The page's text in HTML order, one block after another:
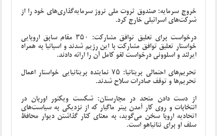
خروج سرمایه: صندوق ثروت ملی نروژ سرمایه‌گذاری‌های خود را از
شرکت‌های اسرائیلی خارج کرد.
درخواست برای تعلیق توافق مشارکت: ۳۵۰ مقام سابق اروپایی
خواستار تعلیق توافق مشارکت با این رژیم شدند و اسپانیا به همراه
ایرلند و اسلوونی درخواست لغو کامل آن را ارائه دادند.
تحریم‌های احتمالی بریتانیا: ۷۵ نماینده بریتانیایی خواستار اعمال
تحریم‌ها و توقف صادرات سلاح شدند.
از دست دادن متحد در مجارستان: شکست ویکتور اوربان در
انتخابات و روی کار آمدن پیتر ماگیار که از نزدیکی به سیاست‌های
اتحادیه اروپا سخن می‌گوید، به معنای کنار گذاشتن دیوار محافظ
سلف او برای نتانیاهو است.